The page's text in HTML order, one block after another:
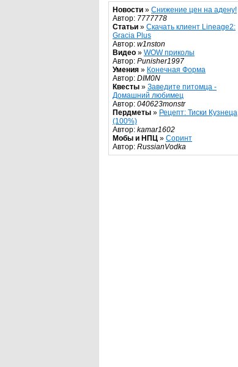
Новости » Снижение цен на адену!
Автор: 7777778
Статьи » Скачать клиент Lineage2:
Gracia Plus
Автор: w1nston
Видео » WOW приколы
Автор: Punisher1997
Умения » Конечная Форма
Автор: DIM0N
Квесты » Заведите питомца -
Домашний любимец
Автор: 040623monstr
Пердметы » Рецепт: Тиски Кузнеца
(100%)
Автор: kamar1602
Мобы и НПЦ » Соринт
Автор: RussianVodka